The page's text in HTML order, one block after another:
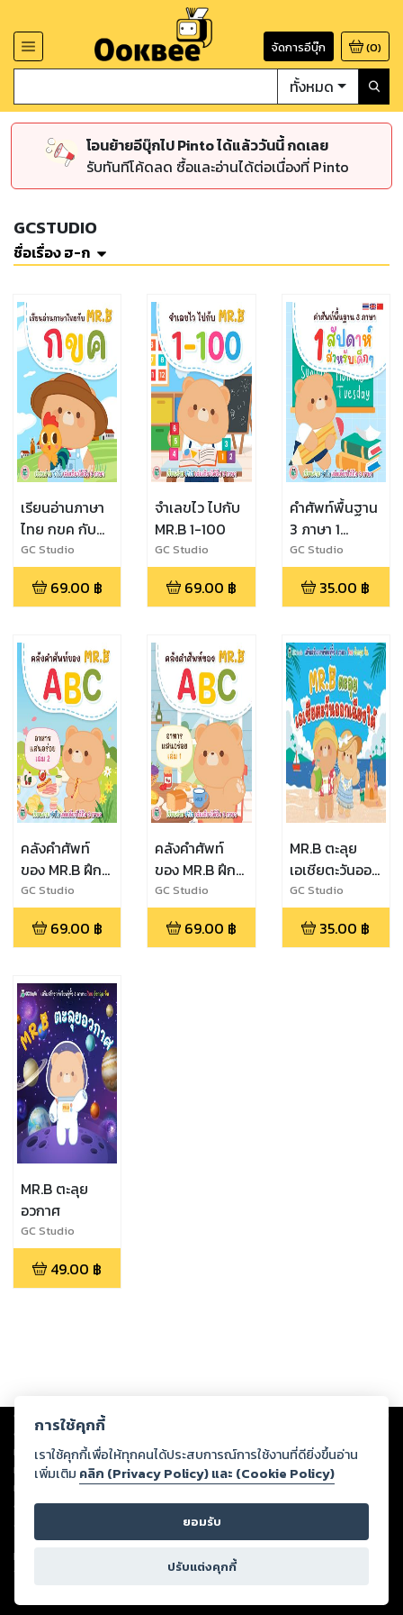
จัดการอีบุ๊ก (0)
ทั้งหมด
โอนย้ายอีบุ๊กไป Pinto ได้แล้ววันนี้ กดเลย
รับทันทีโค้ดลด ซื้อและอ่านได้ต่อเนื่องที่ Pinto
GCSTUDIO
ชื่อเรื่อง ฮ-ก
เรียนอ่านภาษา
ไทย กขค กับ
MR.B
GC Studio
69.00 ฿
จำเลขไว ไปกับ
MR.B 1-100
GC Studio
69.00 ฿
คำศัพท์พื้นฐาน
3 ภาษา 1
สัปดาห์สำหรับ
เด็กๆ
GC Studio
35.00 ฿
คลังคำศัพท์
ของ MR.B ฝึก
อ่าน ABC - ซี
รีย์อาหารแสน
อร่อย เล่ม 2 (3
อังกฤษ จีน)
GC Studio
69.00 ฿
คลังคำศัพท์
ของ MR.B ฝึก
อ่าน ABC - ซี
รีย์อาหารแสน
อร่อย เล่ม 1 (3
GC Studio
69.00 ฿
MR.B ตะลุย
เอเชียตะวันออก
เฉียงใต้
GC Studio
35.00 ฿
MR.B ตะลุย
อวกาศ
GC Studio
49.00 ฿
Copyright © 2026
ต่อผลงานหรือเนื้อหาใดที่อัปโหลดผ่านเว็บไซต์และปรากฏว่าละเมิดสิทธิใน
ทรัพย์สินทางปัญญาของบุคคลอื่นหรือขัดต่อกฎหมายและศีลธรรม ดังนั้น ผู้อ่าน
ทุกท่านโปรดใช้วิจารณญาณในการกลั่นกรองด้วยตนเอง และหากท่านพบว่าส่วน
หนึ่งส่วนใดขัดต่อกฎหมายและศีลธรรม กรุณาแจ้งมายังบริษัท เพื่อทีมงานจะได้
ดำเนินการในทันที ทั้งนี้ ทางสตอรี่ล็อกขอสงวนลิขสิทธิ์ตามพระราชบัญญัติ
ลิขสิทธิ์ พ.ศ. 2537 (ฉบับล่าสุด)
For support: member@ookbee.com
Version
การใช้คุกกี้
เราใช้คุกกี้เพื่อให้ทุกคนได้ประสบการณ์การใช้งานที่ดียิ่งขึ้นอ่าน
เพิ่มเติม คลิก (Privacy Policy) และ (Cookie Policy)
ยอมรับ
ปรับแต่งคุกกี้